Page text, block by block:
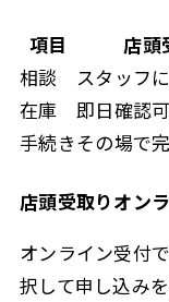
項目 店頭
相談
スタッフ
在庫
即日確認
手続きその場で
店頭受取りオン
オンライン受付
択して申し込み